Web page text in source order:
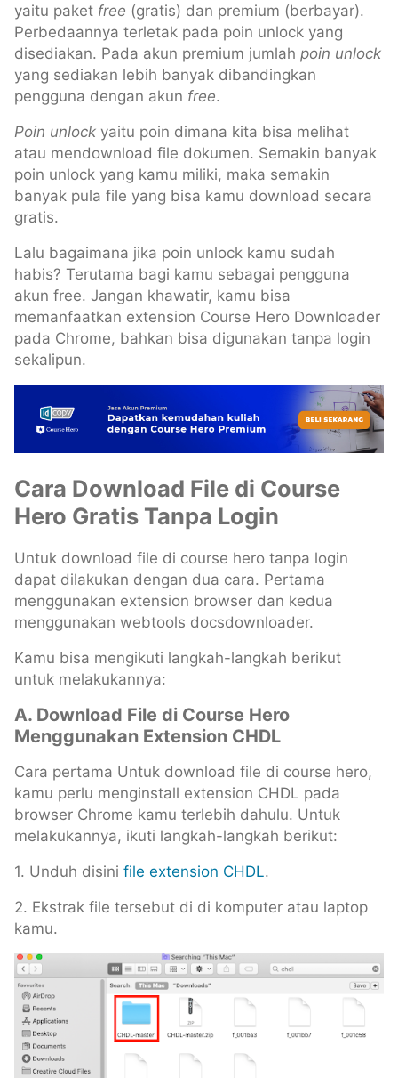
yaitu paket free (gratis) dan premium (berbayar).
Perbedaannya terletak pada poin unlock yang
disediakan. Pada akun premium jumlah poin unlock
yang sediakan lebih banyak dibandingkan
pengguna dengan akun free.
Poin unlock yaitu poin dimana kita bisa melihat
atau mendownload file dokumen. Semakin banyak
poin unlock yang kamu miliki, maka semakin
banyak pula file yang bisa kamu download secara
gratis.
Lalu bagaimana jika poin unlock kamu sudah
habis? Terutama bagi kamu sebagai pengguna
akun free. Jangan khawatir, kamu bisa
memanfaatkan extension Course Hero Downloader
pada Chrome, bahkan bisa digunakan tanpa login
sekalipun.
Cara Download File di Course
Hero Gratis Tanpa Login
Untuk download file di course hero tanpa login
dapat dilakukan dengan dua cara. Pertama
menggunakan extension browser dan kedua
menggunakan webtools docsdownloader.
Kamu bisa mengikuti langkah-langkah berikut
untuk melakukannya:
A. Download File di Course Hero
Menggunakan Extension CHDL
Cara pertama Untuk download file di course hero,
kamu perlu menginstall extension CHDL pada
browser Chrome kamu terlebih dahulu. Untuk
melakukannya, ikuti langkah-langkah berikut:
1. Unduh disini file extension CHDL.
2. Ekstrak file tersebut di di komputer atau laptop
kamu.